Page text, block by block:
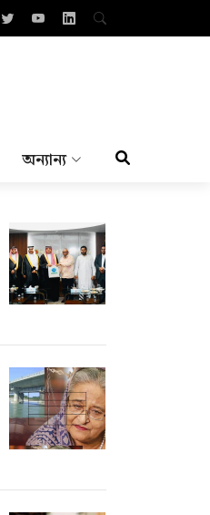
অন্যান্য